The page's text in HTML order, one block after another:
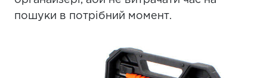
пошуки в потрібний момент.